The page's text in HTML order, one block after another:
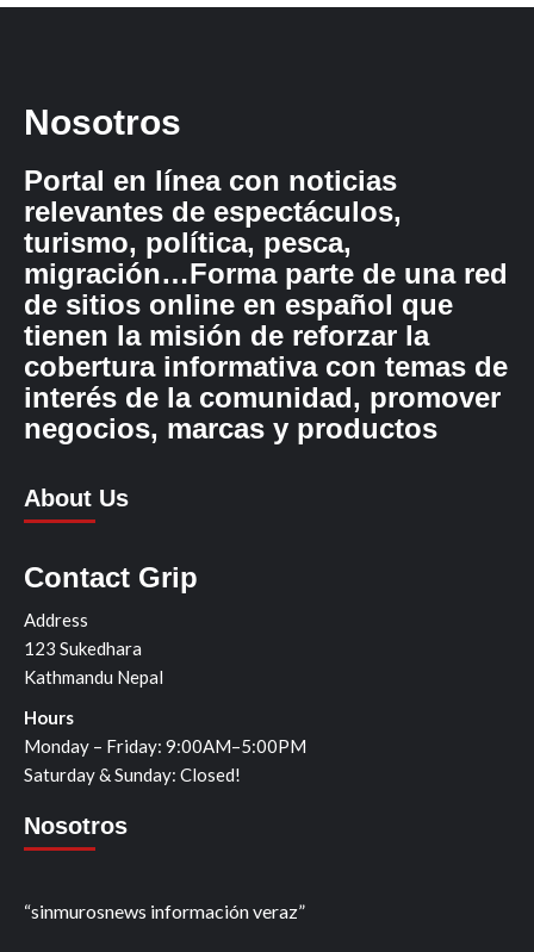
Nosotros
Portal en línea con noticias
relevantes de espectáculos,
turismo, política, pesca,
migración…Forma parte de una red
de sitios online en español que
tienen la misión de reforzar la
cobertura informativa con temas de
interés de la comunidad, promover
negocios, marcas y productos
About Us
Contact Grip
Address
123 Sukedhara
Kathmandu Nepal
Hours
Monday – Friday: 9:00AM–5:00PM
Saturday & Sunday: Closed!
Nosotros
“sinmurosnews información veraz”